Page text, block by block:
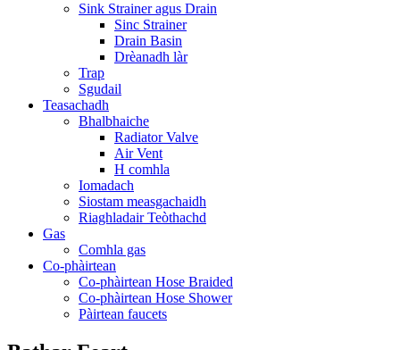
Sink Strainer agus Drain
Sinc Strainer
Drain Basin
Drèanadh làr
Trap
Sgudail
Teasachadh
Bhalbhaiche
Radiator Valve
Air Vent
H comhla
Iomadach
Siostam measgachaidh
Riaghladair Teòthachd
Gas
Comhla gas
Co-phàirtean
Co-phàirtean Hose Braided
Co-phàirtean Hose Shower
Pàirtean faucets